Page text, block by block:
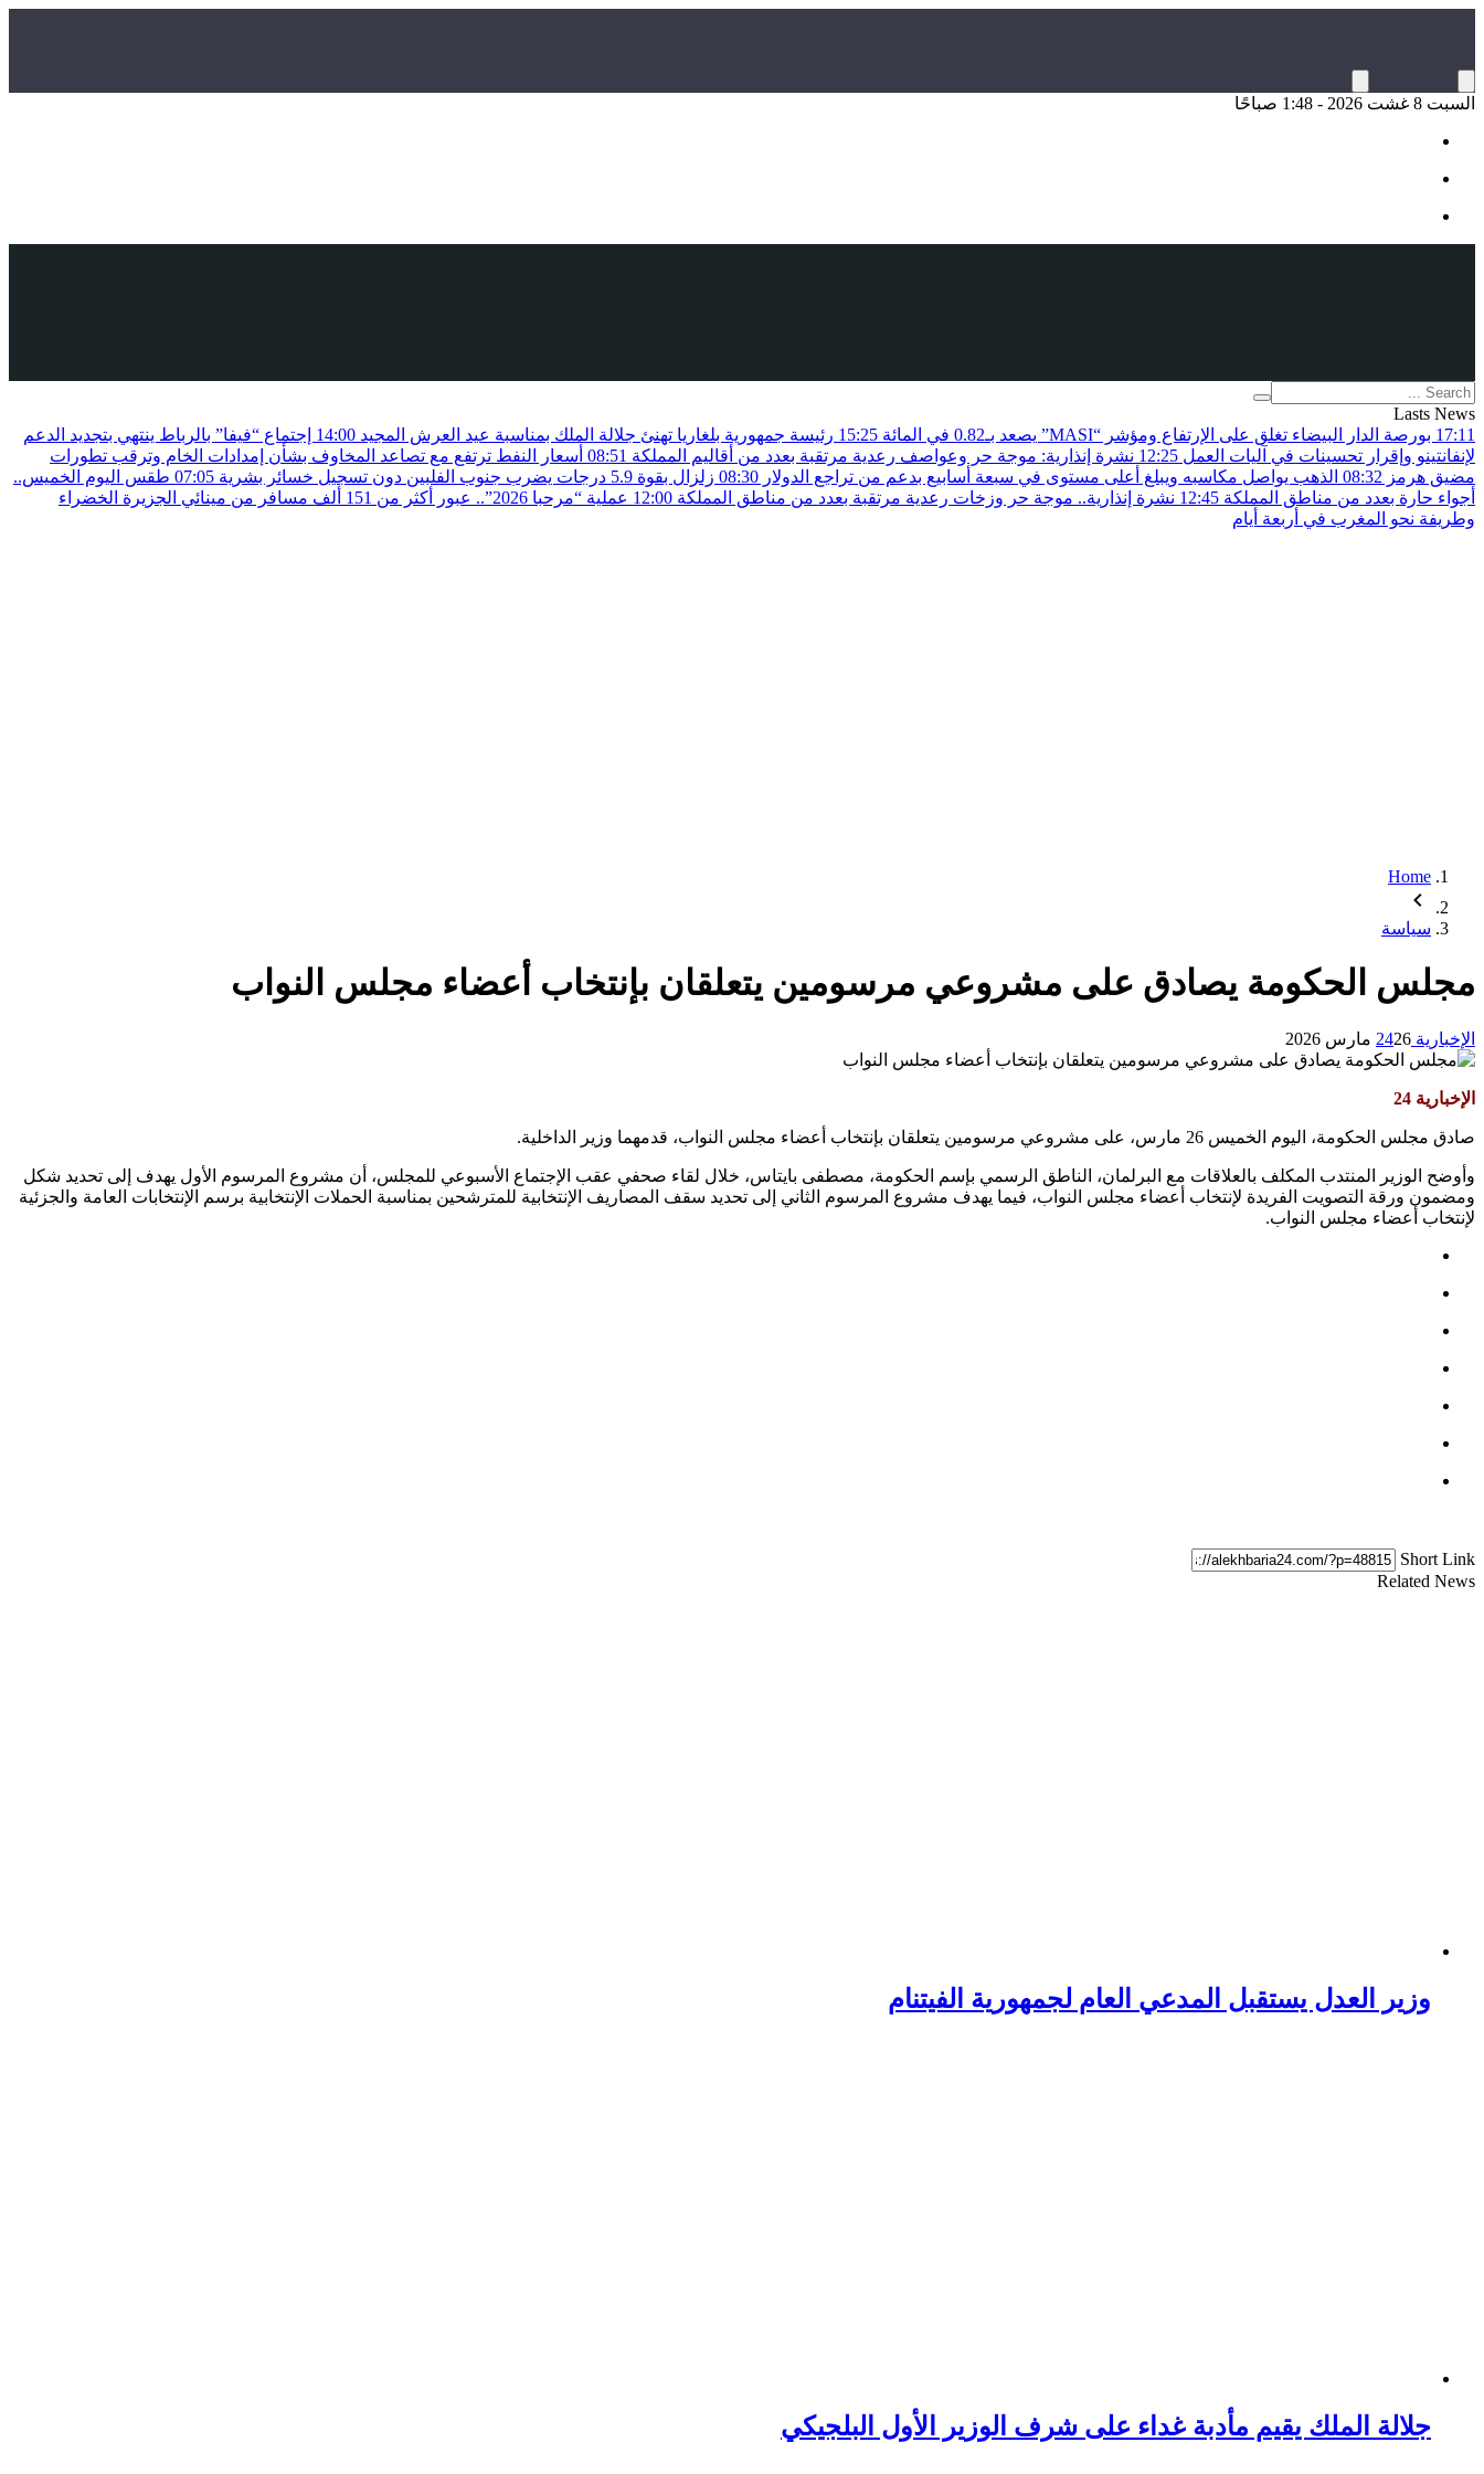
السبت 8 غشت 2026 - 1:48 صباحًا
Lasts News
17:11 بورصة الدار البيضاء تغلق على الإرتفاع ومؤشر “MASI” يصعد بـ0.82 في المائة 15:25 رئيسة جمهورية بلغاريا تهنئ جلالة الملك بمناسبة عيد العرش المجيد 14:00 إجتماع “فيفا” بالرباط ينتهي بتجديد الدعم
لإنفانتينو وإقرار تحسينات في آليات العمل 12:25 نشرة إنذارية: موجة حر وعواصف رعدية مرتقبة بعدد من أقاليم المملكة 08:51 أسعار النفط ترتفع مع تصاعد المخاوف بشأن إمدادات الخام وترقب تطورات
مضيق هرمز 08:32 الذهب يواصل مكاسبه ويبلغ أعلى مستوى في سبعة أسابيع بدعم من تراجع الدولار 08:30 زلزال بقوة 5.9 درجات يضرب جنوب الفلبين دون تسجيل خسائر بشرية 07:05 طقس اليوم الخميس..
أجواء حارة بعدد من مناطق المملكة 12:45 نشرة إنذارية.. موجة حر وزخات رعدية مرتقبة بعدد من مناطق المملكة 12:00
عملية “مرحبا 2026”.. عبور أكثر من 151 ألف مسافر من مينائي الجزيرة الخضراء
وطريفة نحو المغرب في أربعة أيام
Home
سياسة
مجلس الحكومة يصادق على مشروعي مرسومين يتعلقان بإنتخاب أعضاء مجلس النواب
الإخبارية 24 26 مارس 2026
الإخبارية 24
صادق مجلس الحكومة، اليوم الخميس 26 مارس، على مشروعي مرسومين يتعلقان بإنتخاب أعضاء مجلس النواب، قدمهما وزير الداخلية.
وأوضح الوزير المنتدب المكلف بالعلاقات مع البرلمان، الناطق الرسمي بإسم الحكومة، مصطفى بايتاس، خلال لقاء صحفي عقب الإجتماع الأسبوعي للمجلس، أن مشروع المرسوم الأول يهدف إلى تحديد شكل
ومضمون ورقة التصويت الفريدة لإنتخاب أعضاء مجلس النواب، فيما يهدف مشروع المرسوم الثاني إلى تحديد سقف المصاريف الإنتخابية للمترشحين بمناسبة الحملات الإنتخابية برسم الإنتخابات العامة والجزئية
لإنتخاب أعضاء مجلس النواب.
Short Link
Related News
وزير العدل يستقبل المدعي العام لجمهورية الفيتنام
جلالة الملك يقيم مأدبة غداء على شرف الوزير الأول البلجيكي